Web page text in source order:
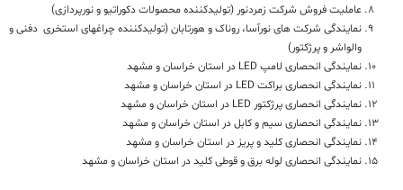
عاملیت فروش شرکت زمردنور (تولیدکننده محصولات دکوراتیو و نورپردازی)
نمایندگی شرکت های نورآسا، روناک و هورتابان (تولیدکننده چراغهای استخری دفنی و
والواشر و پرژکتور)
نمایندگی انحصاری لامپ LED در استان خراسان و مشهد
نمایندگی انحصاری براکت LED در استان خراسان و مشهد
نمایندگی انحصاری پرژکتور LED در استان خراسان و مشهد
نمایندگی انحصاری سیم و کابل در استان خراسان و مشهد
نمایندگی انحصاری کلید و پریز در استان خراسان و مشهد
نمایندگی انحصاری لوله برق و قوطی کلید در استان خراسان و مشهد